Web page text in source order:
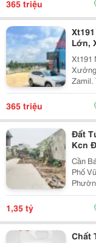
365 triệu
Lớn,
Sx
Xt191
Xưởng Cho Thuê
Zamil.
4700M2 ( 42M
365 triệu
Đất
Kcn
Cần
Phố
Bán
Cấp
1,35 tỷ
Chất